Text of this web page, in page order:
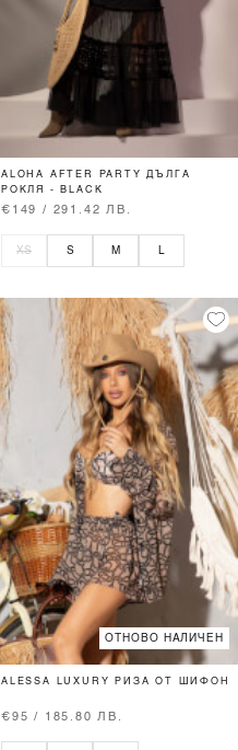
ALOHA AFTER PARTY ДЪЛГА
РОКЛЯ - BLACK
€149 / 291.42 ЛВ.
XS S M L
ОТНОВО НАЛИЧЕН
ALESSA LUXURY РИЗА ОТ ШИФОН
€95 / 185.80 ЛВ.